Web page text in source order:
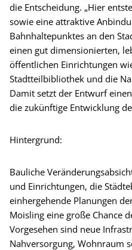
die Entscheidung. „Hier
sowie eine attraktive
Bahnhaltepunktes an den
einen gut dimensionierten,
öffentlichen Einrichtungen
Stadtteilbibliothek und die
Damit setzt der Entwurf
die zukünftige Entwicklung
Hintergrund:
Bauliche
und Einrichtungen, die
einhergehende Planungen
Moisling eine große Chance
Vorgesehen sind neue
Nahversorgung, Wohnraum